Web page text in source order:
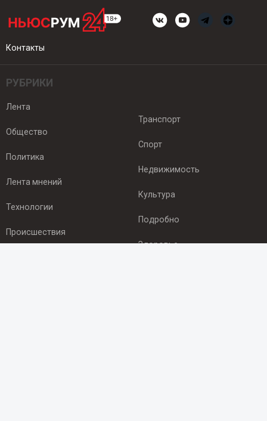
Контакты
РУБРИКИ
Лента
Общество
Политика
Лента мнений
Технологии
Происшествия
Транспорт
Спорт
Недвижимость
Культура
Подробно
Здоровье